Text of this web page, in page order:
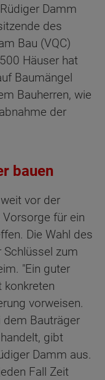
Damm
des
Bau (VQC)
Häuser hat
Baumängel
Bauherren, wie
der
bauen
vor der
für ein
Die Wahl des
zum
"Ein guter
konkreten
vorweisen.
dem Bauträger
gibt
Damm aus.
Fall Zeit